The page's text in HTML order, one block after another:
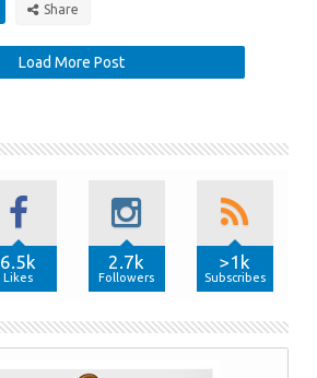
Load More Post
6.5k
Likes
2.7k
Followers
>1k
Subscribes